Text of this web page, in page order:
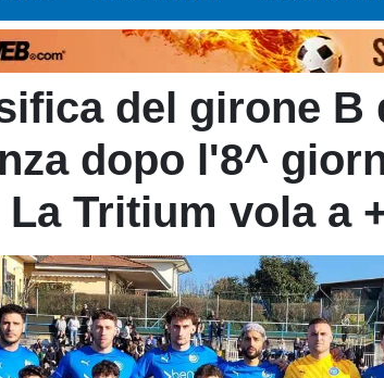
del girone B
dopo l'8^
Tritium vola a